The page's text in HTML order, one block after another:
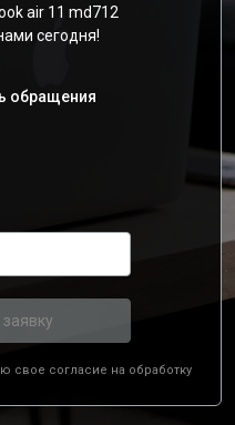
air 11 md712
сегодня!
обращения
свое согласие на обработку